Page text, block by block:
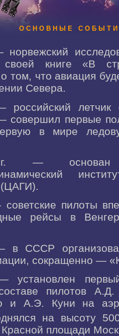
ОСНОВНЫЕ
книге «В
том, что авиация
Севера.
российский
совершил первые
в мире
— основан
(ЦАГИ).
пилоты
рейсы в
в СССР
сокращенно —
установлен
пилотов
и А.Э. Куни на
на высоту
площади